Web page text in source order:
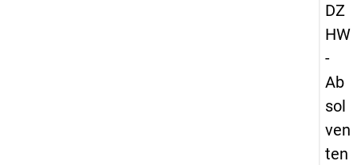
DZ
HW
-
Ab
sol
ven
ten